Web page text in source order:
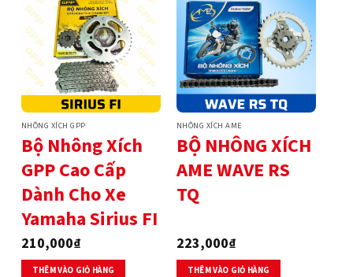
NHÔNG XÍCH GPP
Bộ Nhông Xích
GPP Cao Cấp
Dành Cho Xe
Yamaha Sirius FI
210,000₫
THÊM VÀO GIỎ HÀNG
NHÔNG XÍCH AME
BỘ NHÔNG XÍCH
AME WAVE RS
TQ
223,000₫
THÊM VÀO GIỎ HÀNG